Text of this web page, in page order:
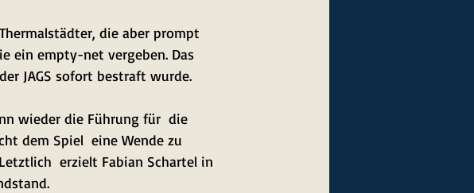
die aber prompt
ein empty-net vergeben. Das
JAGS sofort bestraft wurde.
wieder die Führung für  die
dem Spiel  eine Wende zu
erzielt Fabian Schartel in